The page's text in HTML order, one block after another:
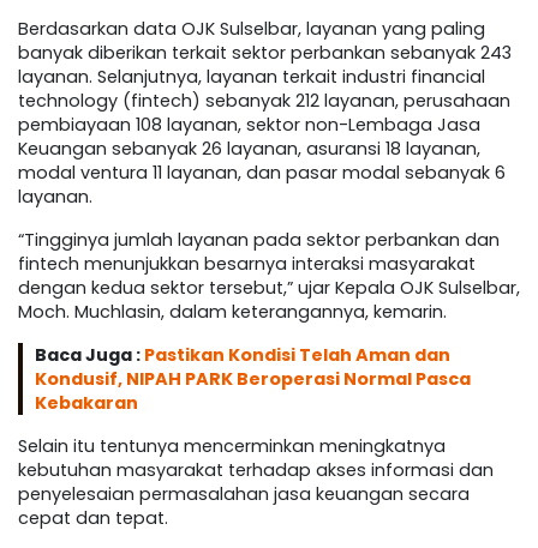
Berdasarkan data OJK Sulselbar, layanan yang paling
banyak diberikan terkait sektor perbankan sebanyak 243
layanan. Selanjutnya, layanan terkait industri financial
technology (fintech) sebanyak 212 layanan, perusahaan
pembiayaan 108 layanan, sektor non-Lembaga Jasa
Keuangan sebanyak 26 layanan, asuransi 18 layanan,
modal ventura 11 layanan, dan pasar modal sebanyak 6
layanan.
“Tingginya jumlah layanan pada sektor perbankan dan
fintech menunjukkan besarnya interaksi masyarakat
dengan kedua sektor tersebut,” ujar Kepala OJK Sulselbar,
Moch. Muchlasin, dalam keterangannya, kemarin.
Baca Juga : Pastikan Kondisi Telah Aman dan
Kondusif, NIPAH PARK Beroperasi Normal Pasca
Kebakaran
Selain itu tentunya mencerminkan meningkatnya
kebutuhan masyarakat terhadap akses informasi dan
penyelesaian permasalahan jasa keuangan secara
cepat dan tepat.